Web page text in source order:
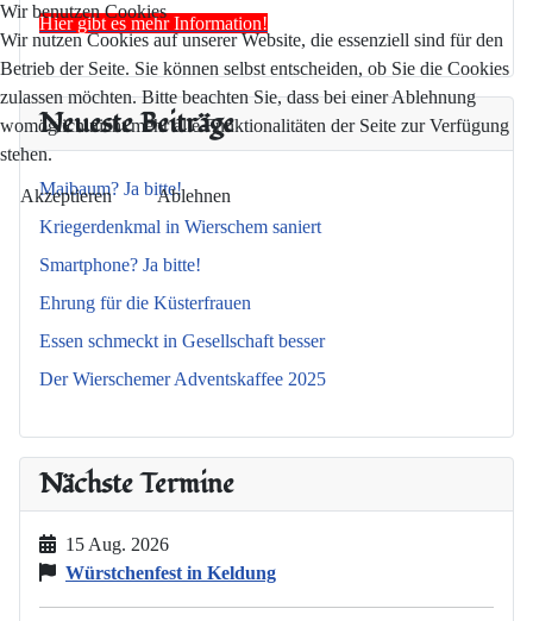
Hier gibt es mehr Information!
Neueste Beiträge
Maibaum? Ja bitte!
Kriegerdenkmal in Wierschem saniert
Smartphone? Ja bitte!
Ehrung für die Küsterfrauen
Essen schmeckt in Gesellschaft besser
Der Wierschemer Adventskaffee 2025
Nächste Termine
15 Aug. 2026
Würstchenfest in Keldung
Wir benutzen Cookies
Wir nutzen Cookies auf unserer Website, die essenziell sind für den
Betrieb der Seite. Sie können selbst entscheiden, ob Sie die Cookies
zulassen möchten. Bitte beachten Sie, dass bei einer Ablehnung
womöglich nicht mehr alle Funktionalitäten der Seite zur Verfügung
stehen.
Akzeptieren Ablehnen